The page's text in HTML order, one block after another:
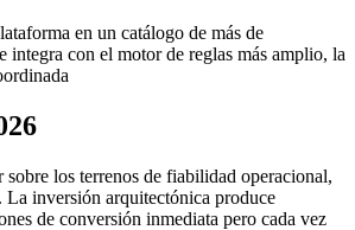
en un catálogo de más de
con el motor de reglas más amplio, la
los terrenos de fiabilidad operacional,
La inversión arquitectónica produce
de conversión inmediata pero cada vez